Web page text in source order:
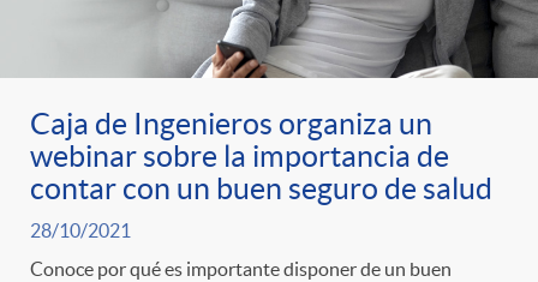
Caja de Ingenieros organiza un
webinar sobre la importancia de
contar con un buen seguro de salud
28/10/2021
Conoce por qué es importante disponer de un buen